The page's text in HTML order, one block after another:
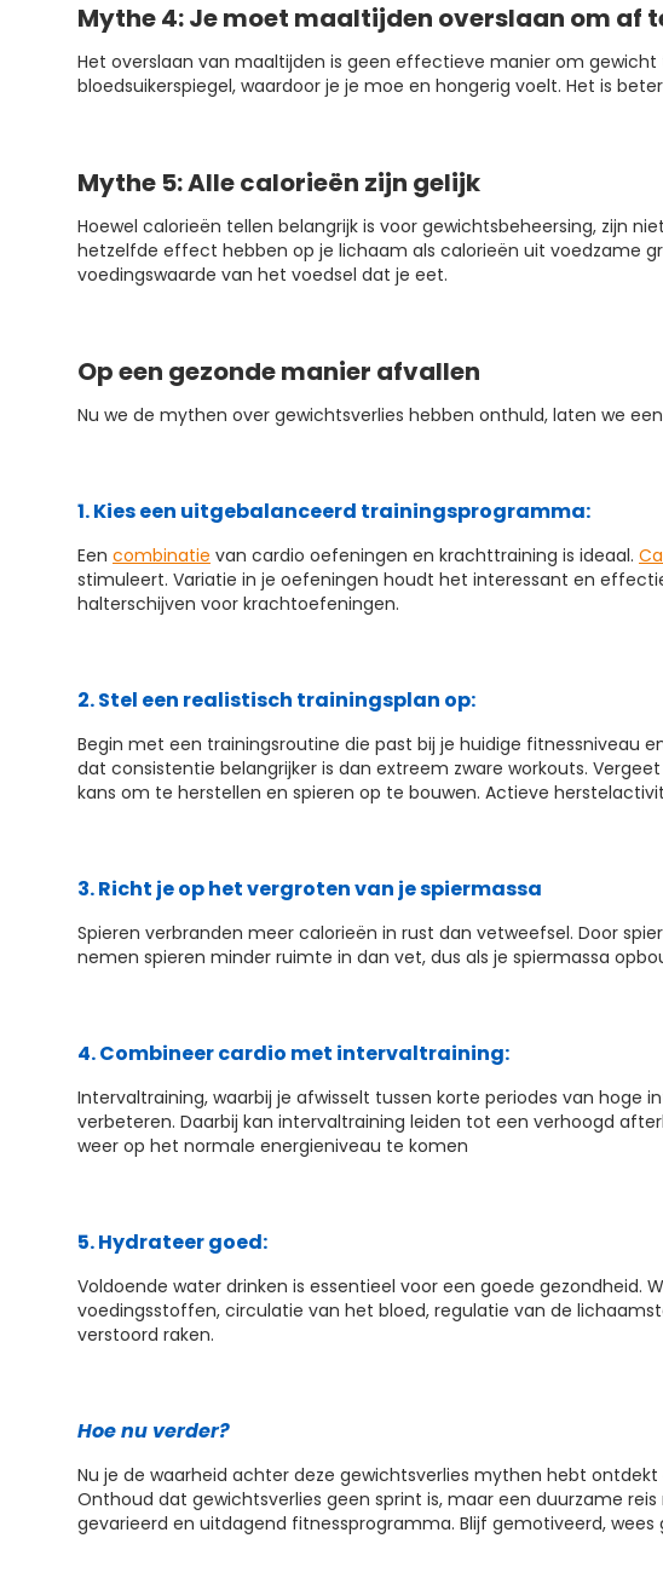
Mythe 4: Je moet maaltijden overslaan om af
Het overslaan van maaltijden is geen effectieve manier om
bloedsuikerspiegel, waardoor je je moe en hongerig voelt. Het is
Mythe 5: Alle calorieën zijn gelijk
Hoewel calorieën tellen belangrijk is voor gewichtsbeheersing, zijn
hetzelfde effect hebben op je lichaam als calorieën uit voedzame
voedingswaarde van het voedsel dat je eet.
Op een gezonde manier afvallen
Nu we de mythen over gewichtsverlies hebben onthuld, laten we
1. Kies een uitgebalanceerd trainingsprogramma:
Een combinatie van cardio oefeningen en krachttraining is ideaal.
stimuleert. Variatie in je oefeningen houdt het interessant en
halterschijven voor krachtoefeningen.
2. Stel een realistisch trainingsplan op:
Begin met een trainingsroutine die past bij je huidige fitnessniveau
dat consistentie belangrijker is dan extreem zware workouts.
kans om te herstellen en spieren op te bouwen. Actieve
3. Richt je op het vergroten van je spiermassa
Spieren verbranden meer calorieën in rust dan vetweefsel. Door
nemen spieren minder ruimte in dan vet, dus als je spiermassa
4. Combineer cardio met intervaltraining:
Intervaltraining, waarbij je afwisselt tussen korte periodes van
verbeteren. Daarbij kan intervaltraining leiden tot een verhoogd
weer op het normale energieniveau te komen
5. Hydrateer goed:
Voldoende water drinken is essentieel voor een goede gezondheid.
voedingsstoffen, circulatie van het bloed, regulatie van de
verstoord raken.
Hoe nu verder?
Nu je de waarheid achter deze gewichtsverlies mythen hebt
Onthoud dat gewichtsverlies geen sprint is, maar een duurzame
gevarieerd en uitdagend fitnessprogramma. Blijf gemotiveerd,